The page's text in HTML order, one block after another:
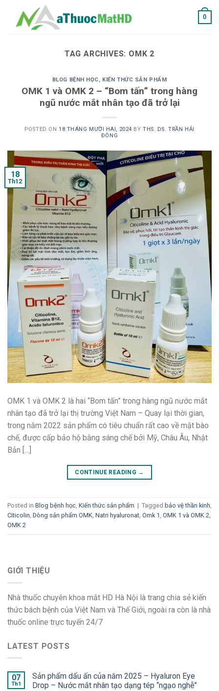
content
0
TAG ARCHIVES: OMK 2
BLOG BỆNH HỌC, KIẾN THỨC SẢN PHẨM
OMK 1 và OMK 2 – “Bom tấn” trong hàng
ngũ nước mắt nhân tạo đã trở lại
POSTED ON 18 THÁNG MƯỜI HAI, 2024 BYTHS. DS. TRẦN HẢI
ĐÔNG
18
Th12
OMK 1 và OMK 2 là hai “Bom tấn” trong hàng ngũ nước mắt
nhân tạo đã trở lại thị trường Việt Nam – Quay lại thời gian,
trong năm 2022 sản phẩm có tiêu chuẩn rất cao về mặt bào
chế, được cấp bảo hộ bằng sáng chế bởi Mỹ, Châu Âu, Nhật
Bản […]
CONTINUE READING →
Posted in Blog bệnh học, Kiến thức sản phẩm | Tagged bảo vệ thần kinh,
Citicolin, Dòng sản phẩm OMK, Natri hyaluronat, Omk 1, OMK 1 và OMK 2,
OMK 2
GIỚI THIỆU
Nhà thuốc chuyên khoa mắt HD Hà Nội là trang chia sẻ kiến
thức bách bệnh của Việt Nam và Thế Giới, ngoài ra còn là nhà
thuốc online trực tuyến 24/7
LATEST POSTS
07
Th1
Sản phẩm dấu ấn của năm 2025 – Hyaluron Eye
Drop – Nước mắt nhân tạo dạng tép “ngạo nghễ”